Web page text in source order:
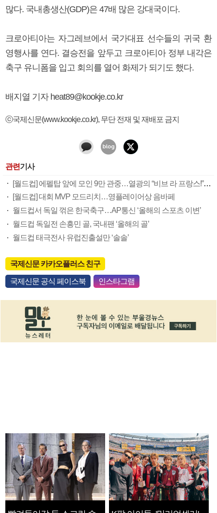
많다. 국내총생산(GDP)은 47배 많은 강대국이다.
크로아티아는 자그레브에서 국가대표 선수들의 귀국 환
영행사를 연다. 결승전을 앞두고 크로아티아 정부 내각은
축구 유니폼을 입고 회의를 열어 화제가 되기도 했다.
배지열 기자 heat89@kookje.co.kr
ⓒ국제신문(www.kookje.co.kr), 무단 전재 및 재배포 금지
관련기사
[월드컵] 에펠탑 앞에 모인 9만 관중…열광의 “비브 라 프랑스!”(프랑스 만세)
[월드컵] 대회 MVP 모드리치…영플레이어상 음바페
월드컵서 독일 꺾은 한국축구…AP통신 ‘올해의 스포츠 이변’
월드컵 독일전 손흥민 골, 국내팬 ‘올해의 골’
월드컵 태극전사 유럽진출설만 ‘솔솔’
국제신문 카카오플러스 친구
국제신문 공식 페이스북 인스타그램